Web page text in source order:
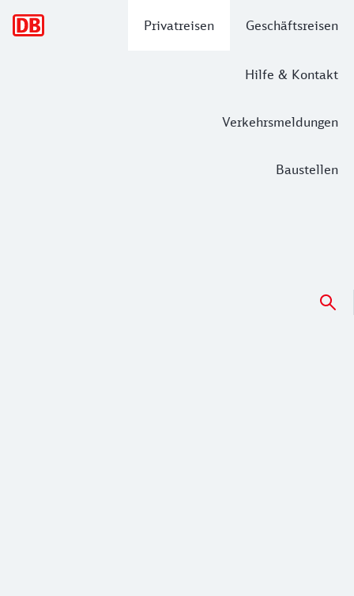
Privatreisen Geschäftsreisen
Hilfe & Kontakt
Verkehrsmeldungen
Baustellen